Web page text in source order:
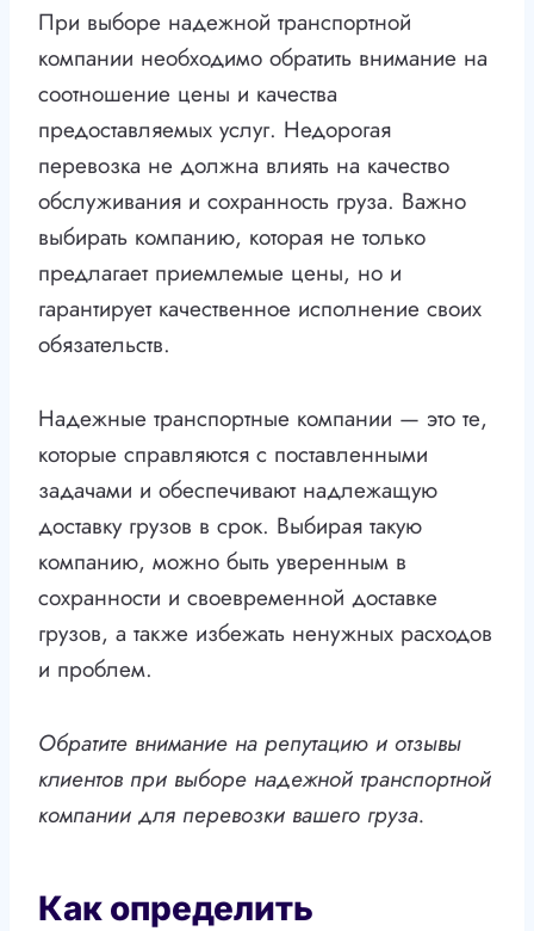
При выборе надежной транспортной
компании необходимо обратить внимание на
соотношение цены и качества
предоставляемых услуг. Недорогая
перевозка не должна влиять на качество
обслуживания и сохранность груза. Важно
выбирать компанию, которая не только
предлагает приемлемые цены, но и
гарантирует качественное исполнение своих
обязательств.
Надежные транспортные компании — это те,
которые справляются с поставленными
задачами и обеспечивают надлежащую
доставку грузов в срок. Выбирая такую
компанию, можно быть уверенным в
сохранности и своевременной доставке
грузов, а также избежать ненужных расходов
и проблем.
Обратите внимание на репутацию и отзывы
клиентов при выборе надежной транспортной
компании для перевозки вашего груза.
Как определить